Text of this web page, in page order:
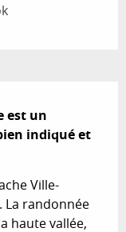
est un
indiqué et
Ville-
La randonnée
haute vallée,